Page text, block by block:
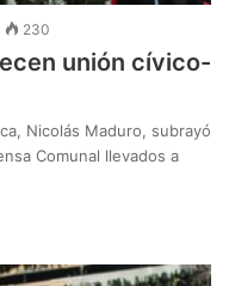
230
unión cívico-
Nicolás Maduro, subrayó
Comunal llevados a